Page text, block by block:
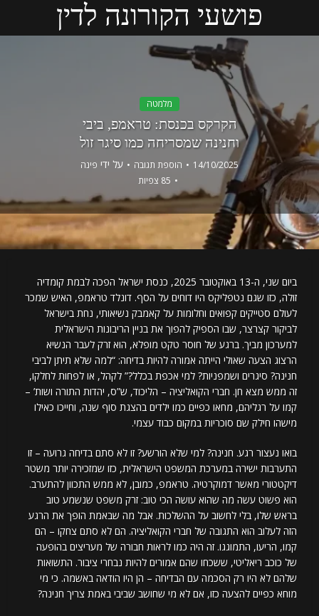
פושעי הקורונה לדין
מלמטה
הקרקס בכנסת: טראמפ, ביבי
וחנינה שמסריחה כמו סיגר זול
14/10/2025 הוספת תגובה על ידי פינה
85 צפיות
ביום שני, ה-13 באוקטובר 2025, כנסת ישראל הפכה לבמת קומדיה
זולה, כזו שגם נטפליקס היו דוחים על הסף. דונלד טראמפ, האיש שמכר
לעולם סטייקים קפואים וחלומות על קאמבק נשיאותי, נחת בישראל
לביקור קצרצר, שבו הספיק להפוך את בניין הריבונות הישראלית
למערכון מביך. ברגע של חוסר טקט מופלא, הוא זרק לעבר הנשיא
הרצוג הצעה שאולי הייתה אמורה להיות בדיחה: “למה שלא תיתן לביבי
חנינה? סיגרים ושמפניות? למי אכפת בכלל?” לקהל, או לפחות לחלקו,
זה ממש מצא חן. חברי הקואליציה – הליכוד, ש”ס, יהדות התורה ושות’ –
קמו על רגליהם, מחאו כפיים כמו ילדים בהצגת סוף שנה, וחייכו כאילו
מישהו חילק שם סוכריות במקום כבוד עצמי.
בואו נעצור רגע. חנינה? למי שלא הורשע? זו לא סתם בדיחה גרועה – זו
התערבות ישירה במערכת המשפט הישראלית, כזו שמזכירה יותר משטר
דיקטטורי מאשר דמוקרטיה. טראמפ, כמובן, לא ממש התכוון להתערב.
הוא פשוט עשה מה שהוא עושה הכי טוב: זרק משפט שנשמע טוב
בראש שלו, בלי לחשוב על ההשלכות. אבל מה שבאמת הופך את הרגע
הזה לעלוב הוא התגובה של חברי הקואליציה. הם לא סתם צחקו – הם
קמו, הריעו, התמוגגו. זה היה כמו לראות חבורה של מעריצים בהופעה
של כוכב ריאליטי, ששכחו שהם אמורים להיות נבחרי ציבור. התשואות
שלהם לא היו רק הסכמה עם הבדיחה – הן היו הודאה באשמה. כי מי
מוחא כפיים להצעה כזו, אם לא מי שחושב שביבי באמת צריך חנינה?